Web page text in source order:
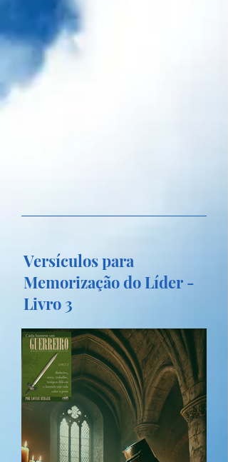
Versículos para
Memorização do Líder -
Livro 3